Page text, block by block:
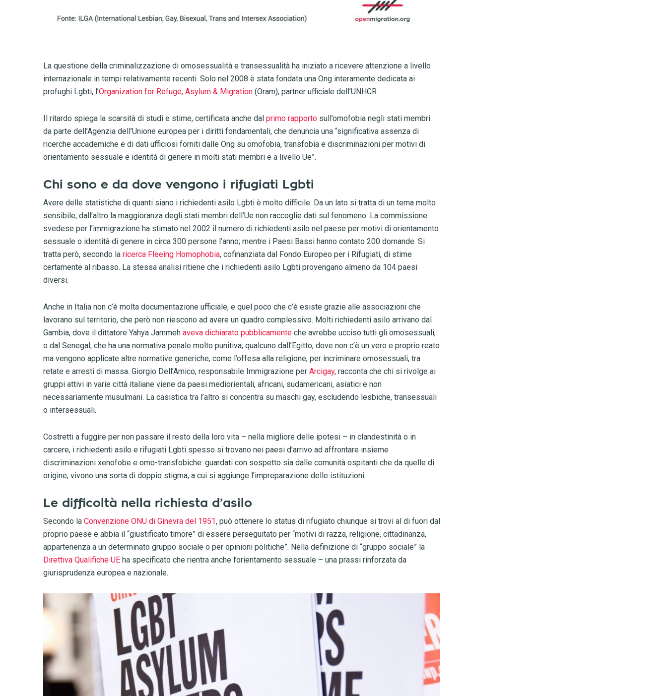
La questione della criminalizzazione di omosessualità e transessualità ha iniziato a ricevere attenzione a livello
internazionale in tempi relativamente recenti. Solo nel 2008 è stata fondata una Ong interamente dedicata ai
profughi Lgbti, l’Organization for Refuge, Asylum & Migration (Oram), partner ufficiale dell’UNHCR.
Il ritardo spiega la scarsità di studi e stime, certificata anche dal primo rapporto sull’omofobia negli stati membri
da parte dell’Agenzia dell’Unione europea per i diritti fondamentali, che denuncia una “significativa assenza di
ricerche accademiche e di dati ufficiosi forniti dalle Ong su omofobia, transfobia e discriminazioni per motivi di
orientamento sessuale e identità di genere in molti stati membri e a livello Ue”.
Chi sono e da dove vengono i rifugiati Lgbti
Avere delle statistiche di quanti siano i richiedenti asilo Lgbti è molto difficile. Da un lato si tratta di un tema molto
sensibile, dall’altro la maggioranza degli stati membri dell’Ue non raccoglie dati sul fenomeno. La commissione
svedese per l’immigrazione ha stimato nel 2002 il numero di richiedenti asilo nel paese per motivi di orientamento
sessuale o identità di genere in circa 300 persone l’anno; mentre i Paesi Bassi hanno contato 200 domande. Si
tratta però, secondo la ricerca Fleeing Homophobia, cofinanziata dal Fondo Europeo per i Rifugiati, di stime
certamente al ribasso. La stessa analisi ritiene che i richiedenti asilo Lgbti provengano almeno da 104 paesi
diversi.
Anche in Italia non c’è molta documentazione ufficiale, e quel poco che c’è esiste grazie alle associazioni che
lavorano sul territorio, che però non riescono ad avere un quadro complessivo. Molti richiedenti asilo arrivano dal
Gambia, dove il dittatore Yahya Jammeh aveva dichiarato pubblicamente che avrebbe ucciso tutti gli omosessuali;
o dal Senegal, che ha una normativa penale molto punitiva; qualcuno dall’Egitto, dove non c’è un vero e proprio reato
ma vengono applicate altre normative generiche, come l’offesa alla religione, per incriminare omosessuali, tra
retate e arresti di massa. Giorgio Dell’Amico, responsabile Immigrazione per Arcigay, racconta che chi si rivolge ai
gruppi attivi in varie città italiane viene da paesi mediorientali, africani, sudamericani, asiatici e non
necessariamente musulmani. La casistica tra l’altro si concentra su maschi gay, escludendo lesbiche, transessuali
o intersessuali.
Costretti a fuggire per non passare il resto della loro vita – nella migliore delle ipotesi – in clandestinità o in
carcere, i richiedenti asilo e rifugiati Lgbti spesso si trovano nei paesi d’arrivo ad affrontare insieme
discriminazioni xenofobe e omo-transfobiche: guardati con sospetto sia dalle comunità ospitanti che da quelle di
origine, vivono una sorta di doppio stigma, a cui si aggiunge l’impreparazione delle istituzioni.
Le difficoltà nella richiesta d’asilo
Secondo la Convenzione ONU di Ginevra del 1951, può ottenere lo status di rifugiato chiunque si trovi al di fuori dal
proprio paese e abbia il “giustificato timore” di essere perseguitato per “motivi di razza, religione, cittadinanza,
appartenenza a un determinato gruppo sociale o per opinioni politiche”. Nella definizione di “gruppo sociale” la
Direttiva Qualifiche UE ha specificato che rientra anche l’orientamento sessuale – una prassi rinforzata da
giurisprudenza europea e nazionale.